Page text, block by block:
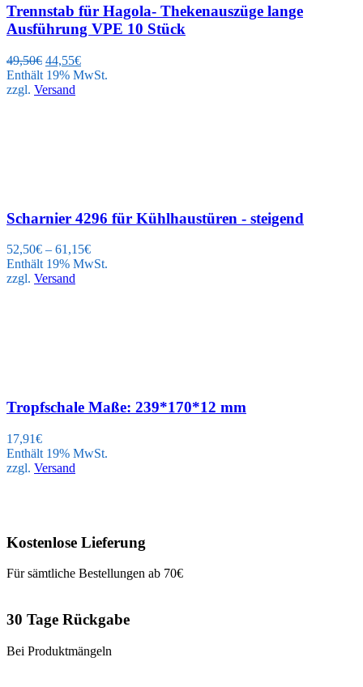
Trennstab für Hagola- Thekenauszüge lange
Ausführung VPE 10 Stück
49,50€ Ursprünglicher
Preis
war:
44,55€Aktueller
Preis
Enthält 19% MwSt.
zzgl. Versand
Scharnier 4296 für Kühlhaustüren - steigend
52,50€ – 61,15€
Enthält 19% MwSt.
zzgl. Versand
Tropfschale Maße: 239*170*12 mm
17,91€
Enthält 19% MwSt.
zzgl. Versand
Kostenlose Lieferung
Für sämtliche Bestellungen ab 70€
30 Tage Rückgabe
Bei Produktmängeln